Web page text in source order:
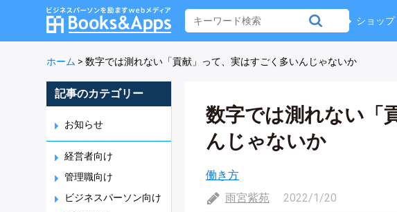
ショップ
ホーム > 数字では測れない「貢献」って、実はすごく多いんじゃないか
記事のカテゴリー
お知らせ
経営者向け
管理職向け
ビジネスパーソン向け
数字では測れない「
んじゃないか
働き方
雨宮紫苑
2022/1/20